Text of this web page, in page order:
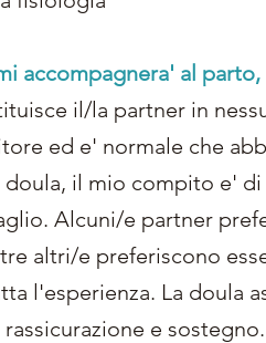
accompagnera' al
il/la partner in
ed e' normale che
il mio compito e'
Alcuni/e partner
altri/e preferiscono
l'esperienza. La doula
e sostegno.